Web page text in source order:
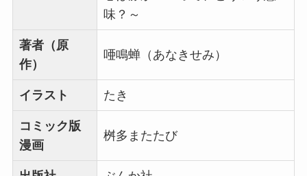
味？～
著者（原
作）
唖鳴蝉（あなきせみ）
イラスト たき
コミック版
漫画
桝多またたび